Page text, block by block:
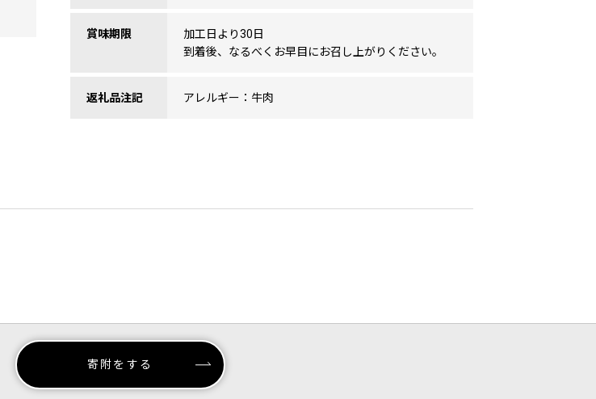
賞味期限
加工日より30日
到着後、なるべくお早目にお召し上がりください。
返礼品注記 アレルギー：牛肉
寄附をする